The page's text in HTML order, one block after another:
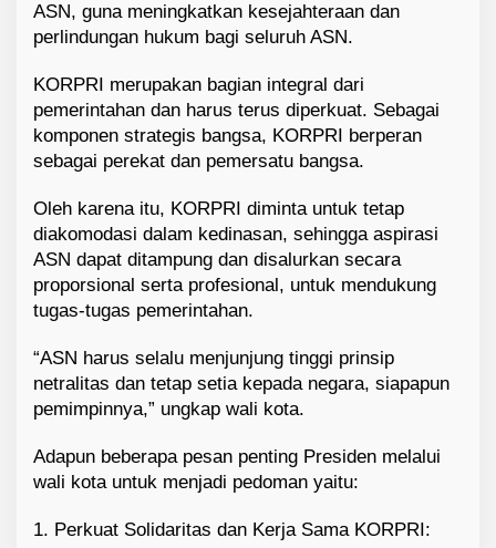
ASN, guna meningkatkan kesejahteraan dan
perlindungan hukum bagi seluruh ASN.
KORPRI merupakan bagian integral dari
pemerintahan dan harus terus diperkuat. Sebagai
komponen strategis bangsa, KORPRI berperan
sebagai perekat dan pemersatu bangsa.
Oleh karena itu, KORPRI diminta untuk tetap
diakomodasi dalam kedinasan, sehingga aspirasi
ASN dapat ditampung dan disalurkan secara
proporsional serta profesional, untuk mendukung
tugas-tugas pemerintahan.
“ASN harus selalu menjunjung tinggi prinsip
netralitas dan tetap setia kepada negara, siapapun
pemimpinnya,” ungkap wali kota.
Adapun beberapa pesan penting Presiden melalui
wali kota untuk menjadi pedoman yaitu:
1. Perkuat Solidaritas dan Kerja Sama KORPRI: